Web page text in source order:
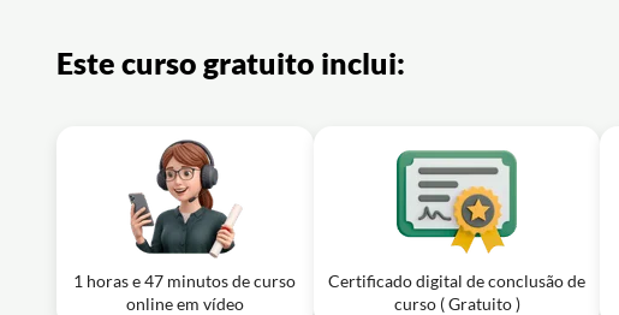
Este curso gratuito inclui:
1 horas e 47 minutos de curso
online em vídeo
Certificado digital de conclusão de
curso ( Gratuito )